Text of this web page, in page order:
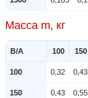
Масса m, кг
B/A 100 150
100 0,32 0,43
150 0,43 0,55